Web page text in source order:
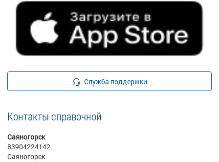
Служба поддержки
Контакты справочной
Саяногорск
83904224142
Саяногорск